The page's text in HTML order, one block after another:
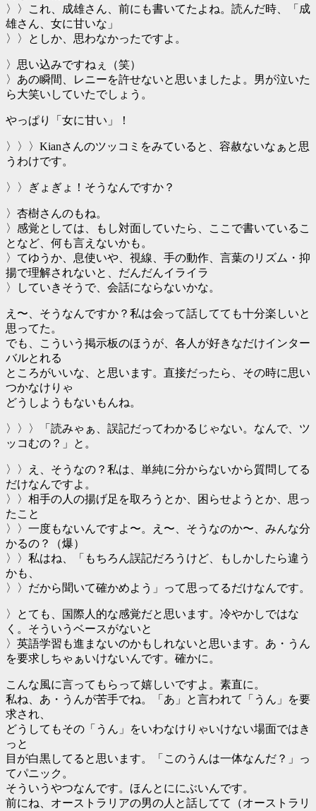
〉〉これ、成雄さん、前にも書いてたよね。読んだ時、「成
雄さん、女に甘いな」
〉〉としか、思わなかったですよ。
〉思い込みですねぇ（笑）
〉あの瞬間、レニーを許せないと思いましたよ。男が泣いた
ら大笑いしていたでしょう。
やっぱり「女に甘い」！
〉〉〉Kianさんのツッコミをみていると、容赦ないなぁと思
うわけです。
〉〉ぎょぎょ！そうなんですか？
〉杏樹さんのもね。
〉感覚としては、もし対面していたら、ここで書いているこ
となど、何も言えないかも。
〉てゆうか、息使いや、視線、手の動作、言葉のリズム・抑
揚で理解されないと、だんだんイライラ
〉していきそうで、会話にならないかな。
え〜、そうなんですか？私は会って話してても十分楽しいと
思ってた。
でも、こういう掲示板のほうが、各人が好きなだけインター
バルとれる
ところがいいな、と思います。直接だったら、その時に思い
つかなけりゃ
どうしようもないもんね。
〉〉〉「読みゃぁ、誤記だってわかるじゃない。なんで、ツ
ッコむの？」と。
〉〉え、そうなの？私は、単純に分からないから質問してる
だけなんですよ。
〉〉相手の人の揚げ足を取ろうとか、困らせようとか、思っ
たこと
〉〉一度もないんですよ〜。え〜、そうなのか〜、みんな分
かるの？（爆）
〉〉私はね、「もちろん誤記だろうけど、もしかしたら違う
かも、
〉〉だから聞いて確かめよう」って思ってるだけなんです。
〉とても、国際人的な感覚だと思います。冷やかしではな
く。そういうベースがないと
〉英語学習も進まないのかもしれないと思います。あ・うん
を要求しちゃぁいけないんです。確かに。
こんな風に言ってもらって嬉しいですよ。素直に。
私ね、あ・うんが苦手でね。「あ」と言われて「うん」を要
求され、
どうしてもその「うん」をいわなけりゃいけない場面ではき
っと
目が白黒してると思います。「このうんは一体なんだ？」っ
てパニック。
そういうやつなんです。ほんとににぶいんです。
前にね、オーストラリアの男の人と話してて（オーストラリ